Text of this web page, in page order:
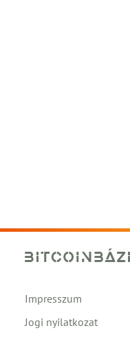
Impresszum
Jogi nyilatkozat